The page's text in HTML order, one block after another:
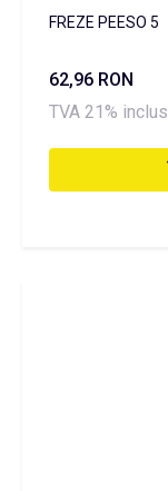
FREZE PEESO 5
62,96 RON
TVA 21% inclus